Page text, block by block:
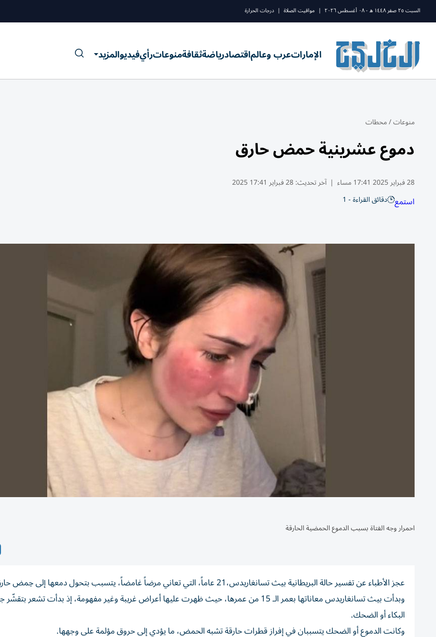
السبت ٢٥ صفر ١٤٤٨ ه - ٠٨ أغسطس ٢٠٢٦ | مواقيت الصلاة | درجات الحرارة
الإماراتعرب وعالماقتصادرياضةثقافةمنوعاترأيفيديوالمزيد
منوعات/محطات
دموع عشرينية حمض حارق
28 فبراير 2025 17:41 مساء | آخر تحديث:28 فبراير 17:41 2025
استمع دقائق القراءة - 1
احمرار وجه الفتاة بسبب الدموع الحمضية الحارقة
عجز الأطباء عن تفسير حالة البريطانية بيث تسانغاريدس،21 عاماً، التي تعاني مرضاً غامضاً، يتسبب بتحول دمعها إلى حِمض حارق.
وبدأت بيث تسانغاريدس معاناتها بعمر الـ 15 من عمرها، حيث ظهرت عليها أعراض غريبة وغير مفهومة، إذ بدأت تشعر
البكاء أو الضحك.
وكانت الدموع أو الضحك يتسببان في إفراز قطرات حارقة تشبه الحمض، ما يؤدي إلى حروق مؤلمة على وجهها.